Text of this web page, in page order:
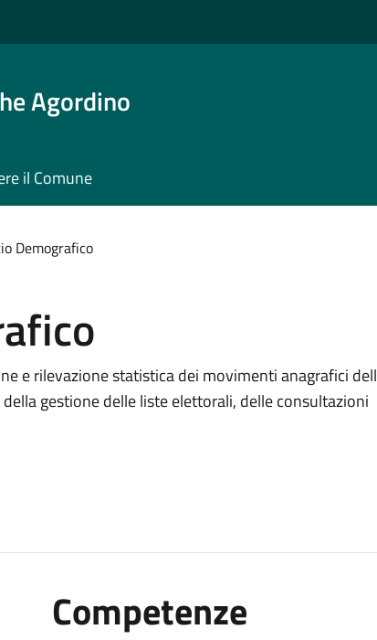
Agordino
il Comune
Demografico
e rilevazione statistica dei movimenti anagrafici
gestione delle liste elettorali, delle consultazioni
Competenze